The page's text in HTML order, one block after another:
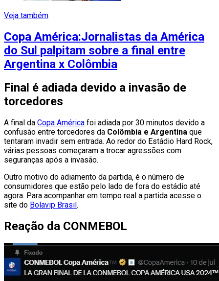
Veja também
Copa América:Jornalistas da América
do Sul palpitam sobre a final entre
Argentina x Colômbia
Final é adiada devido a invasão de
torcedores
A final da Copa América foi adiada por 30 minutos devido a
confusão entre torcedores da Colômbia e Argentina que
tentaram invadir sem entrada. Ao redor do Estádio Hard Rock,
várias pessoas começaram a trocar agressões com
seguranças após a invasão.
Outro motivo do adiamento da partida, é o número de
consumidores que estão pelo lado de fora do estádio até
agora. Para acompanhar em tempo real a partida acesse o
site do Bolavip Brasil.
Reação da CONMEBOL